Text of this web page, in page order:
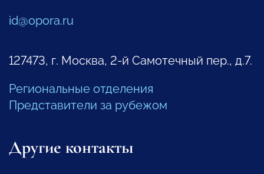
id@opora.ru
127473, г. Москва, 2-й Самотечный пер., д.7.
Региональные отделения
Представители за рубежом
Другие контакты